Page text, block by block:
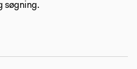
søgning.